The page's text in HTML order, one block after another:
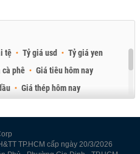
tệ Tỷ giá usd
Tỷ giá yen
cà phê
Giá tiêu hôm nay
Giá thép hôm nay
TP.HCM cấp ngày 20/3/2026